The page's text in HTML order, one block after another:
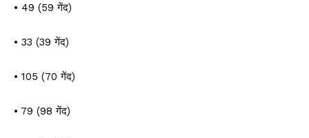
• 49 (59 गेंद)
• 33 (39 गेंद)
• 105 (70 गेंद)
• 79 (98 गेंद)